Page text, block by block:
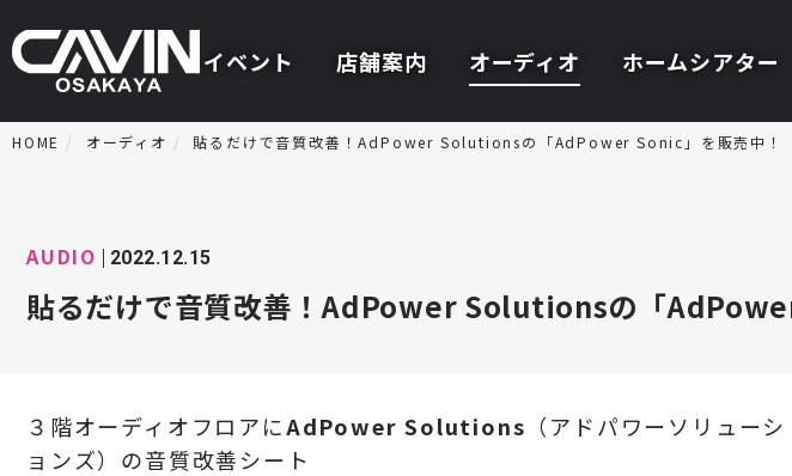
イベント 店舗案内 オーディオ ホームシアター
HOME オーディオ 貼るだけで音質改善！AdPower Solutionsの「AdPower Sonic」を販売中！
AUDIO 2022.12.15
貼るだけで音質改善！AdPower Solutionsの「
３階オーディオフロアにAdPower Solutions （アドパワーソリューシ
ョンズ）の音質改善シート